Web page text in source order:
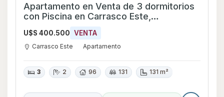
Apartamento en Venta de 3 dormitorios
con Piscina en Carrasco Este,
Montevideo
U$S 400.500 VENTA
Carrasco Este Apartamento
3 2 96 131 131 m²